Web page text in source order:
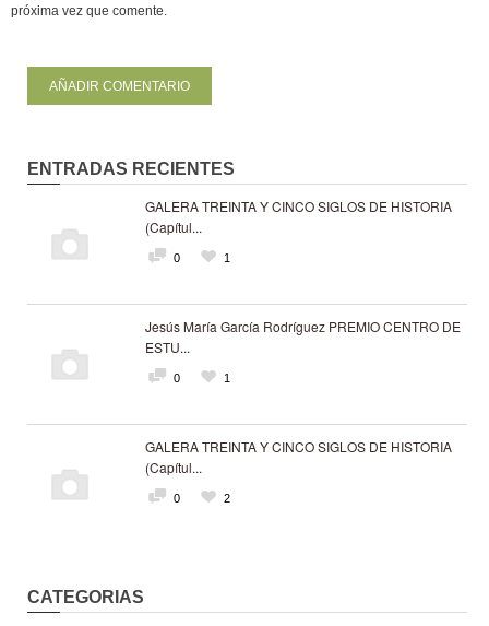
próxima vez que comente.
ENTRADAS RECIENTES
GALERA TREINTA Y CINCO SIGLOS DE HISTORIA
(Capítul...
0 1
Jesús María García Rodríguez PREMIO CENTRO DE
ESTU...
0 1
GALERA TREINTA Y CINCO SIGLOS DE HISTORIA
(Capítul...
0 2
CATEGORIAS